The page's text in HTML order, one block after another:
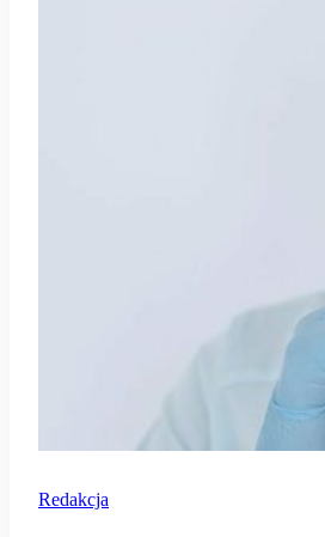
Redakcja